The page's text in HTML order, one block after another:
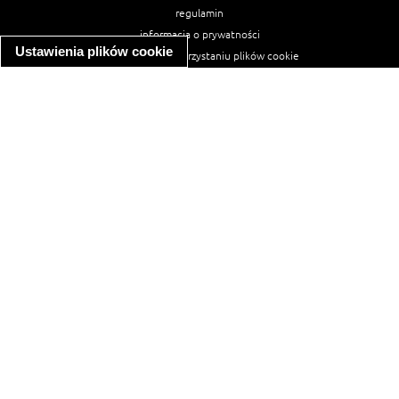
Ustawienia plików cookie
regulamin
informacja o prywatności
informacja o wykorzystaniu plików cookie